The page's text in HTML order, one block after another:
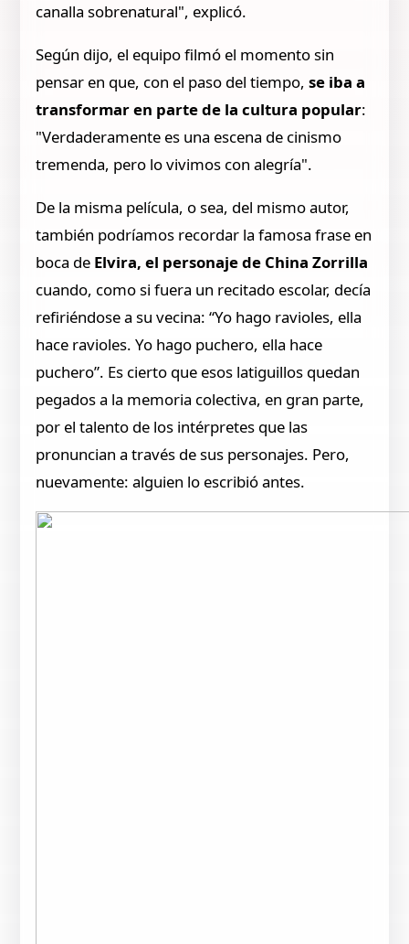
canalla sobrenatural", explicó.
Según dijo, el equipo filmó el momento sin
pensar en que, con el paso del tiempo,se iba a
transformar en parte de la cultura popular:
"Verdaderamente es una escena de cinismo
tremenda, pero lo vivimos con alegría".
De la misma película, o sea, del mismo autor,
también podríamos recordar la famosa frase en
boca de Elvira, el personaje de China Zorrilla
cuando, como si fuera un recitado escolar, decía
refiriéndose a su vecina: “Yo hago ravioles, ella
hace ravioles. Yo hago puchero, ella hace
puchero”. Es cierto que esos latiguillos quedan
pegados a la memoria colectiva, en gran parte,
por el talento de los intérpretes que las
pronuncian a través de sus personajes. Pero,
nuevamente: alguien lo escribió antes.